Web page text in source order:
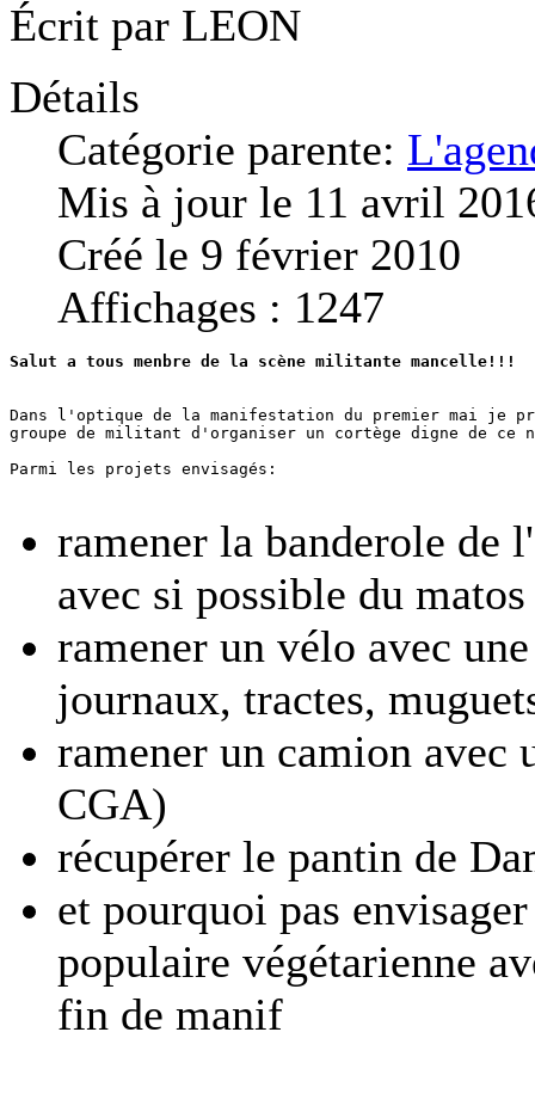
Écrit par LEON
Détails
Catégorie parente:
Mis à jour le 11 avril
Créé le 9 février 2010
Affichages : 1247
Salut a tous menbre de la scène militante mancelle!!!
Dans l'optique de la manifestation du premier mai je
groupe de militant d'organiser un cortège digne de ce
Parmi les projets envisagés:
ramener la banderole de
avec si possible du
ramener un vélo avec
journaux, tractes,
ramener un camion avec
CGA)
récupérer le pantin de
et pourquoi pas
populaire végétarienne
fin de manif